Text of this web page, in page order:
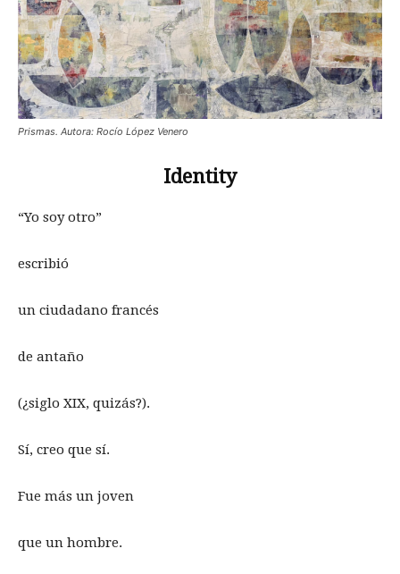
Prismas. Autora: Rocío López Venero
Identity
“Yo soy otro”
escribió
un ciudadano francés
de antaño
(¿siglo XIX, quizás?).
Sí, creo que sí.
Fue más un joven
que un hombre.